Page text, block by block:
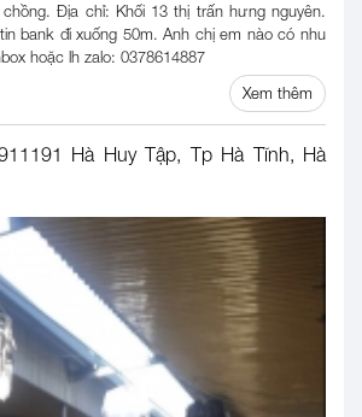
Địa chỉ: Khối 13 thị trấn hưng nguyên.
bank đi xuống 50m. Anh chị em nào có nhu
hoặc lh zalo: 0378614887
Xem thêm
Hà Huy Tập, Tp Hà Tĩnh, Hà